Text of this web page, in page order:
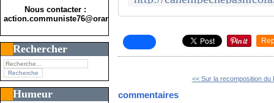
Nous contacter :
action.communiste76@orange.fr>
Rechercher
Humeur
<< Sur la recomposition du
commentaires